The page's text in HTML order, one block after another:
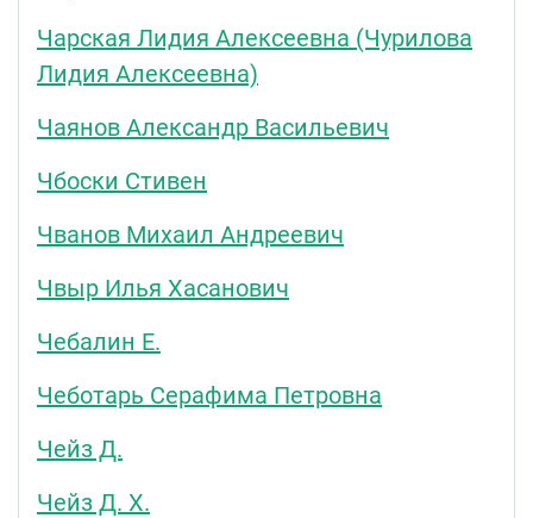
Чарская Лидия Алексеевна (Чурилова
Лидия Алексеевна)
Чаянов Александр Васильевич
Чбоски Стивен
Чванов Михаил Андреевич
Чвыр Илья Хасанович
Чебалин Е.
Чеботарь Серафима Петровна
Чейз Д.
Чейз Д. Х.